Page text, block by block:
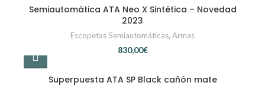
Semiautomática ATA Neo X Sintética – Novedad
2023
Escopetas Semiautomáticas, Armas
€
Superpuesta ATA SP Black cañón mate